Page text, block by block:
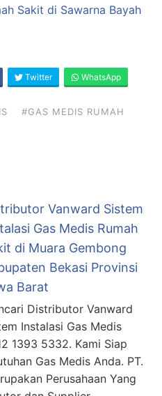
Sakit di Sawarna Bayah
Twitter WhatsApp
#GAS MEDIS RUMAH
Vanward Sistem
Gas Medis Rumah
di Muara Gembong
Bekasi Provinsi
Barat
Distributor Vanward
Instalasi Gas Medis
1393 5332. Kami Siap
Gas Medis Anda. PT.
Perusahaan Yang